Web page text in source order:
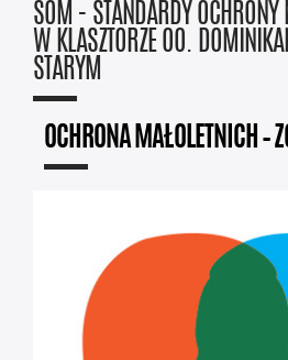
SOM - STANDARDY OCHRONY
W KLASZTORZE OO.
STARYM
OCHRONA MAŁOLETNICH –